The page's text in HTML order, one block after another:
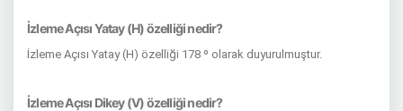
İzleme Açısı Yatay (H) özelliği nedir?
İzleme Açısı Yatay (H) özelliği 178 º olarak duyurulmuştur.
İzleme Açısı Dikey (V) özelliği nedir?